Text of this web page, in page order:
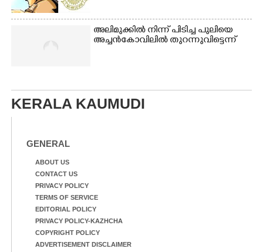
അലിമുക്കിൽ നിന്ന് പിടിച്ച പുലിയെ
അച്ചൻകോവിലിൽ തുറന്നുവിട്ടെന്ന്
KERALA KAUMUDI
GENERAL
ABOUT US
CONTACT US
PRIVACY POLICY
TERMS OF SERVICE
EDITORIAL POLICY
PRIVACY POLICY-KAZHCHA
COPYRIGHT POLICY
ADVERTISEMENT DISCLAIMER